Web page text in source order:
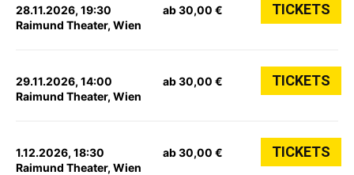
28.11.2026, 19:30
Raimund Theater, Wien
ab 30,00 € TICKETS
29.11.2026, 14:00
Raimund Theater, Wien
ab 30,00 € TICKETS
1.12.2026, 18:30
Raimund Theater, Wien
ab 30,00 € TICKETS